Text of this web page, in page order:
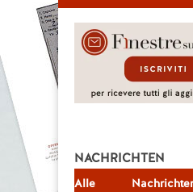
NACHRICHTEN
Alle
JOB